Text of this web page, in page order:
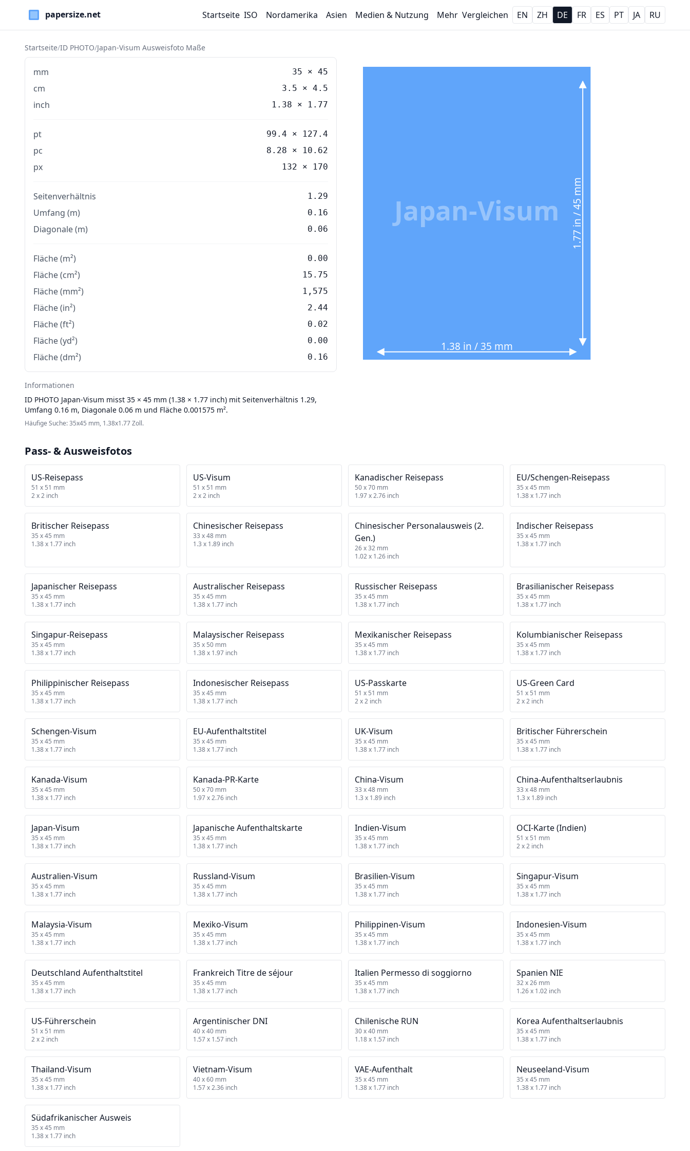
Paper Sizes Startseite ISO Nordamerika Asien Medien & Nutzung Mehr Vergleichen EN ZH DE FR ES PT JA RU
Startseite/ID PHOTO/Japan‑Visum Ausweisfoto Maße
mm 35 × 45
cm 3.5 × 4.5
inch 1.38 × 1.77
pt 99.4 × 127.4
pc 8.28 × 10.62
px 132 × 170
Seitenverhältnis 1.29
Umfang (m) 0.16
Diagonale (m) 0.06
Fläche (m²) 0.00
Fläche (cm²) 15.75
Fläche (mm²) 1,575
Fläche (in²) 2.44
Fläche (ft²) 0.02
Fläche (yd²) 0.00
Fläche (dm²) 0.16
Informationen
ID PHOTO Japan‑Visum misst 35 × 45 mm (1.38 × 1.77 inch) mit Seitenverhältnis 1.29,
Umfang 0.16 m, Diagonale 0.06 m und Fläche 0.001575 m².
Häufige Suche: 35x45 mm, 1.38x1.77 Zoll.
1.38 in / 35 mm
1.77 in / 45 mm
Japan‑Visum
Pass- & Ausweisfotos
US‑Reisepass
51 x 51 mm
2 x 2 inch
US‑Visum
51 x 51 mm
2 x 2 inch
Kanadischer Reisepass
50 x 70 mm
1.97 x 2.76 inch
EU/Schengen‑Reisepass
35 x 45 mm
1.38 x 1.77 inch
Britischer Reisepass
35 x 45 mm
1.38 x 1.77 inch
Chinesischer Reisepass
33 x 48 mm
1.3 x 1.89 inch
Chinesischer Personalausweis (2.
Gen.)
26 x 32 mm
1.02 x 1.26 inch
Indischer Reisepass
35 x 45 mm
1.38 x 1.77 inch
Japanischer Reisepass
35 x 45 mm
1.38 x 1.77 inch
Australischer Reisepass
35 x 45 mm
1.38 x 1.77 inch
Russischer Reisepass
35 x 45 mm
1.38 x 1.77 inch
Brasilianischer Reisepass
35 x 45 mm
1.38 x 1.77 inch
Singapur‑Reisepass
35 x 45 mm
1.38 x 1.77 inch
Malaysischer Reisepass
35 x 50 mm
1.38 x 1.97 inch
Mexikanischer Reisepass
35 x 45 mm
1.38 x 1.77 inch
Kolumbianischer Reisepass
35 x 45 mm
1.38 x 1.77 inch
Philippinischer Reisepass
35 x 45 mm
1.38 x 1.77 inch
Indonesischer Reisepass
35 x 45 mm
1.38 x 1.77 inch
US‑Passkarte
51 x 51 mm
2 x 2 inch
US‑Green Card
51 x 51 mm
2 x 2 inch
Schengen‑Visum
35 x 45 mm
1.38 x 1.77 inch
EU‑Aufenthaltstitel
35 x 45 mm
1.38 x 1.77 inch
UK‑Visum
35 x 45 mm
1.38 x 1.77 inch
Britischer Führerschein
35 x 45 mm
1.38 x 1.77 inch
Kanada‑Visum
35 x 45 mm
1.38 x 1.77 inch
Kanada‑PR‑Karte
50 x 70 mm
1.97 x 2.76 inch
China‑Visum
33 x 48 mm
1.3 x 1.89 inch
China‑Aufenthaltserlaubnis
33 x 48 mm
1.3 x 1.89 inch
Japan‑Visum
35 x 45 mm
1.38 x 1.77 inch
Japanische Aufenthaltskarte
35 x 45 mm
1.38 x 1.77 inch
Indien‑Visum
35 x 45 mm
1.38 x 1.77 inch
OCI‑Karte (Indien)
51 x 51 mm
2 x 2 inch
Australien‑Visum
35 x 45 mm
1.38 x 1.77 inch
Russland‑Visum
35 x 45 mm
1.38 x 1.77 inch
Brasilien‑Visum
35 x 45 mm
1.38 x 1.77 inch
Singapur‑Visum
35 x 45 mm
1.38 x 1.77 inch
Malaysia‑Visum
35 x 45 mm
1.38 x 1.77 inch
Mexiko‑Visum
35 x 45 mm
1.38 x 1.77 inch
Philippinen‑Visum
35 x 45 mm
1.38 x 1.77 inch
Indonesien‑Visum
35 x 45 mm
1.38 x 1.77 inch
Deutschland Aufenthaltstitel
35 x 45 mm
1.38 x 1.77 inch
Frankreich Titre de séjour
35 x 45 mm
1.38 x 1.77 inch
Italien Permesso di soggiorno
35 x 45 mm
1.38 x 1.77 inch
Spanien NIE
32 x 26 mm
1.26 x 1.02 inch
US‑Führerschein
51 x 51 mm
2 x 2 inch
Argentinischer DNI
40 x 40 mm
1.57 x 1.57 inch
Chilenische RUN
30 x 40 mm
1.18 x 1.57 inch
Korea Aufenthaltserlaubnis
35 x 45 mm
1.38 x 1.77 inch
Thailand‑Visum
35 x 45 mm
1.38 x 1.77 inch
Vietnam‑Visum
40 x 60 mm
1.57 x 2.36 inch
VAE‑Aufenthalt
35 x 45 mm
1.38 x 1.77 inch
Neuseeland‑Visum
35 x 45 mm
1.38 x 1.77 inch
Südafrikanischer Ausweis
35 x 45 mm
1.38 x 1.77 inch